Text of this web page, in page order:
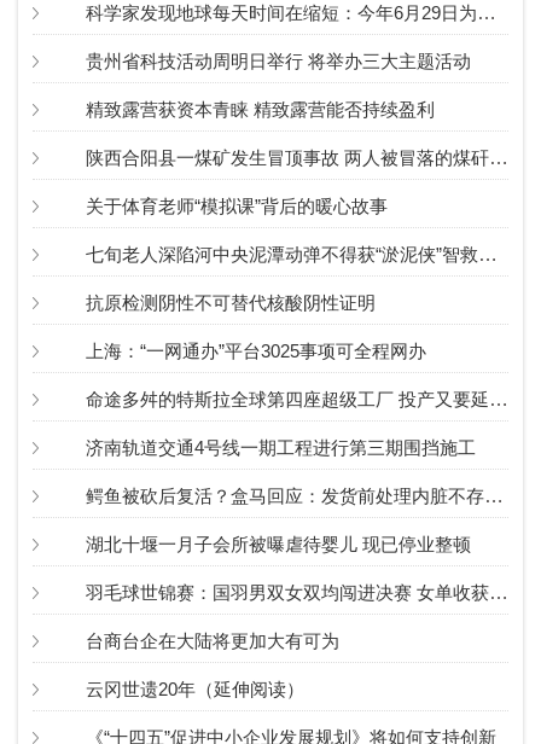
科学家发现地球每天时间在缩短：今年6月29日为迄今最短地球日
贵州省科技活动周明日举行 将举办三大主题活动
精致露营获资本青睐 精致露营能否持续盈利
陕西合阳县一煤矿发生冒顶事故 两人被冒落的煤矸埋压
关于体育老师“模拟课”背后的暖心故事
七旬老人深陷河中央泥潭动弹不得获“淤泥侠”智救老人
抗原检测阴性不可替代核酸阴性证明
上海：“一网通办”平台3025事项可全程网办
命途多舛的特斯拉全球第四座超级工厂 投产又要延后了……
济南轨道交通4号线一期工程进行第三期围挡施工
鳄鱼被砍后复活？盒马回应：发货前处理内脏不存在复活可能
湖北十堰一月子会所被曝虐待婴儿 现已停业整顿
羽毛球世锦赛：国羽男双女双均闯进决赛 女单收获两枚铜牌
台商台企在大陆将更加大有可为
云冈世遗20年（延伸阅读）
《“十四五”促进中小企业发展规划》将如何支持创新